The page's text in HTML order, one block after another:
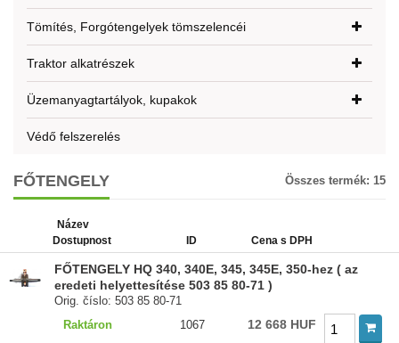
Tömítés, Forgótengelyek tömszelencéi
Traktor alkatrészek
Üzemanyagtartályok, kupakok
Védő felszerelés
FŐTENGELY Összes termék: 15
Název
Dostupnost
ID Cena s DPH
FŐTENGELY HQ 340, 340E, 345, 345E, 350-hez ( az
eredeti helyettesítése 503 85 80-71 )
Orig. číslo: 503 85 80-71
Raktáron
1067 12 668 HUF